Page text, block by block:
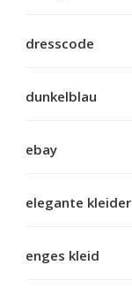
dresscode
dunkelblau
ebay
elegante kleider
enges kleid